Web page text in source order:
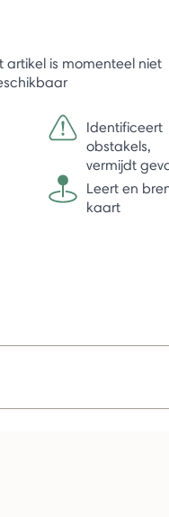
artikel is momenteel niet
Identificeert
obstakels,
vermijdt
Leert en
kaart